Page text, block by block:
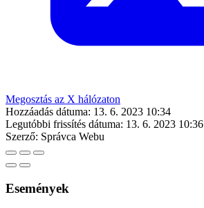
Megosztás az X hálózaton
Hozzáadás dátuma: 13. 6. 2023 10:34
Legutóbbi frissítés dátuma: 13. 6. 2023 10:36
Szerző: Správca Webu
Események